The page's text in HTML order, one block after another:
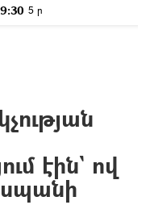
5 ր
էին` ով